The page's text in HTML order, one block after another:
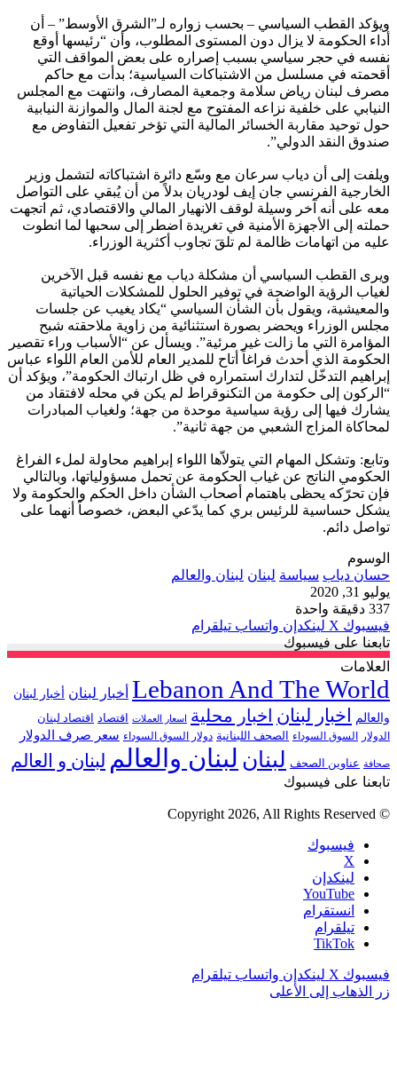
ويؤكد القطب السياسي – بحسب زواره لـ”الشرق الأوسط” – أن
أداء الحكومة لا يزال دون المستوى المطلوب، وأن “رئيسها أوقع
نفسه في حجر سياسي بسبب إصراره على بعض المواقف التي
أقحمته في مسلسل من الاشتباكات السياسية؛ بدأت مع حاكم
مصرف لبنان رياض سلامة وجمعية المصارف، وانتهت مع المجلس
النيابي على خلفية نزاعه المفتوح مع لجنة المال والموازنة النيابية
حول توحيد مقاربة الخسائر المالية التي تؤخر تفعيل التفاوض مع
صندوق النقد الدولي”.
ويلفت إلى أن دياب سرعان مع وسّع دائرة اشتباكاته لتشمل وزير
الخارجية الفرنسي جان إيف لودريان بدلاً من أن يُبقي على التواصل
معه على أنه آخر وسيلة لوقف الانهيار المالي والاقتصادي، ثم اتجهت
حملته إلى الأجهزة الأمنية في تغريدة اضطر إلى سحبها لما انطوت
عليه من اتهامات ظالمة لم تلقَ تجاوب أكثرية الوزراء.
ويرى القطب السياسي أن مشكلة دياب مع نفسه قبل الآخرين
لغياب الرؤية الواضحة في توفير الحلول للمشكلات الحياتية
والمعيشية، ويقول بأن الشأن السياسي “يكاد يغيب عن جلسات
مجلس الوزراء ويحضر بصورة استثنائية من زاوية ملاحقته شبح
المؤامرة التي ما زالت غير مرئية”. ويسأل عن “الأسباب وراء تقصير
الحكومة الذي أحدث فراغاً أتاح للمدير العام للأمن العام اللواء عباس
إبراهيم التدخّل لتدارك استمراره في ظل ارتباك الحكومة”، ويؤكد أن
“الركون إلى حكومة من التكنوقراط لم يكن في محله لافتقاد من
يشارك فيها إلى رؤية سياسية موحدة من جهة؛ ولغياب المبادرات
لمحاكاة المزاج الشعبي من جهة ثانية”.
وتابع: وتشكل المهام التي يتولاّها اللواء إبراهيم محاولة لملء الفراغ
الحكومي الناتج عن غياب الحكومة عن تحمل مسؤولياتها، وبالتالي
فإن تحرّكه يحظى باهتمام أصحاب الشأن داخل الحكم والحكومة ولا
يشكل حساسية للرئيس بري كما يدّعي البعض، خصوصاً أنهما على
تواصل دائم.
الوسوم
حسان دياب سياسة لبنان لبنان والعالم
يوليو 31, 2020
337 دقيقة واحدة
فيسبوك ‫X لينكدإن واتساب تيلقرام
تابعنا على فيسبوك
العلامات
Lebanon And The World أخبار لبنان أخبار لبنان
والعالم
اخبار لبنان اخبار محلية اسعار العملات اقتصاد اقتصاد لبنان
الدولار السوق السوداء الصحف اللبنانية دولار السوق السوداء سعر صرف الدولار
صحافة عناوين الصحف لبنان لبنان والعالم لبنان و العالم
تابعنا على فيسبوك
© Copyright 2026, All Rights Reserved
فيسبوك
‫X
لينكدإن
‫YouTube
انستقرام
تيلقرام
‫TikTok
فيسبوك ‫X لينكدإن واتساب تيلقرام
زر الذهاب إلى الأعلى